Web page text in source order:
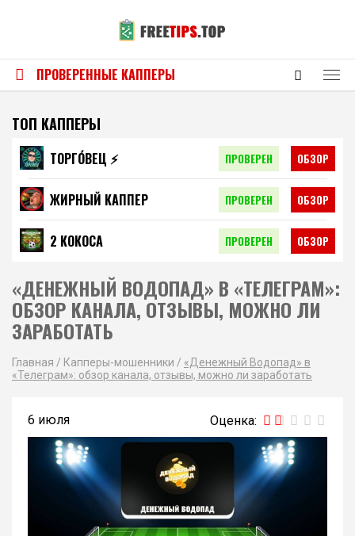
ПРОВЕРЕННЫЕ КАППЕРЫ
ТОП КАППЕРЫ
ТОРГО́ВЕЦ ⚡️ ПРОВЕРЕН ОБЗОР
ЖИРНЫЙ КАППЕР ПРОВЕРЕН ОБЗОР
2 КОКОСА ПРОВЕРЕН ОБЗОР
«ДЕНЕЖНЫЙ ВОДОПАД» В «ТЕЛЕГРАМ»:
ОБЗОР КАНАЛА, ОТЗЫВЫ, МОЖНО ЛИ
ЗАРАБОТАТЬ
Главная / Капперы-мошенники / «Денежный Водопад» в
«Телеграм»: обзор канала, отзывы, можно ли заработать
6 июля